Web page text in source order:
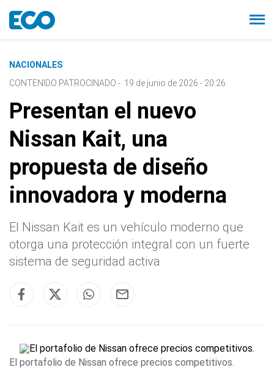
NACIONALES
CONTENIDO PATROCINADO - 19 de junio de 2026 - 20:26
Presentan el nuevo
Nissan Kait, una
propuesta de diseño
innovadora y moderna
El Nissan Kait es un vehículo moderno que
otorga una protección integral con un fuerte
sistema de seguridad activa
El portafolio de Nissan ofrece precios competitivos.